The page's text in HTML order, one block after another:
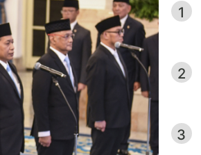
1
2
3